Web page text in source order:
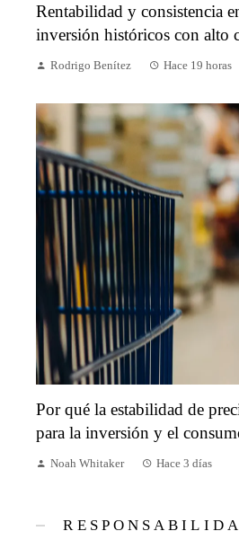
Rentabilidad y consistencia
inversión históricos con alto
Rodrigo Benítez Hace 19 horas
Por qué la estabilidad de
para la inversión y el
Noah Whitaker Hace 3 días